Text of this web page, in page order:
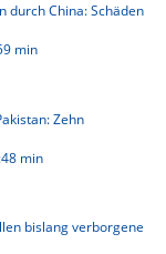
durch China: Schäden
min
Zehn
min
bislang verborgene